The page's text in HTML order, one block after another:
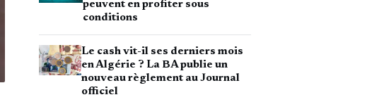
peuvent en profiter sous
conditions
Le cash vit-il ses derniers mois
en Algérie ? La BA publie un
nouveau règlement au Journal
officiel